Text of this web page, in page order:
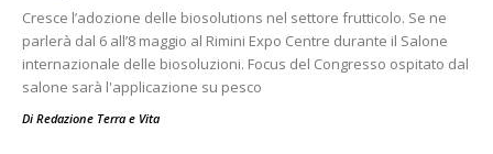
Cresce l’adozione delle biosolutions nel settore frutticolo. Se ne
parlerà dal 6 all’8 maggio al Rimini Expo Centre durante il Salone
internazionale delle biosoluzioni. Focus del Congresso ospitato dal
salone sarà l'applicazione su pesco
Di Redazione Terra e Vita